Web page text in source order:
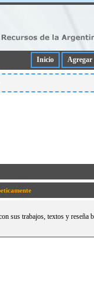
Inicio Agregar
sus trabajos, textos y reseña